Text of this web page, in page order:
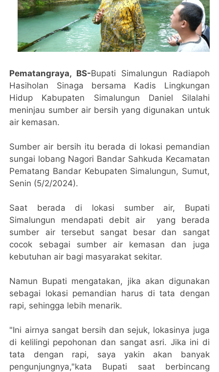
Pematangraya, BS-Bupati Simalungun Radiapoh
Hasiholan Sinaga bersama Kadis Lingkungan
Hidup Kabupaten Simalungun Daniel Silalahi
meninjau sumber air bersih yang digunakan untuk
air kemasan.
Sumber air bersih itu berada di lokasi pemandian
sungai lobang Nagori Bandar Sahkuda Kecamatan
Pematang Bandar Kebupaten Simalungun, Sumut,
Senin (5/2/2024).
Saat berada di lokasi sumber air, Bupati
Simalungun mendapati debit air yang berada
sumber air tersebut sangat besar dan sangat
cocok sebagai sumber air kemasan dan juga
kebutuhan air bagi masyarakat sekitar.
Namun Bupati mengatakan, jika akan digunakan
sebagai lokasi pemandian harus di tata dengan
rapi, sehingga lebih menarik.
"Ini airnya sangat bersih dan sejuk, lokasinya juga
di kelilingi pepohonan dan sangat asri. Jika ini di
tata dengan rapi, saya yakin akan banyak
pengunjungnya,"kata Bupati saat berbincang